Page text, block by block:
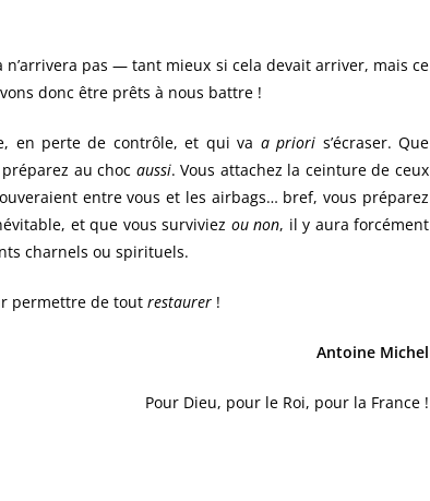
pas — tant mieux si cela devait arriver, mais ce
donc être prêts à nous battre !
en perte de contrôle, et qui va a priori s’écraser. Que
au choc aussi. Vous attachez la ceinture de ceux
entre vous et les airbags… bref, vous préparez
et que vous surviviez ou non, il y aura forcément
charnels ou spirituels.
permettre de tout restaurer !
Antoine Michel
Pour Dieu, pour le Roi, pour la France !